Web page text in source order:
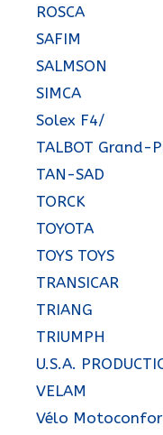
ROSCA
SAFIM
SALMSON
SIMCA
Solex F4/
TALBOT Grand-
TAN-SAD
TORCK
TOYOTA
TOYS TOYS
TRANSICAR
TRIANG
TRIUMPH
U.S.A.
VELAM
Vélo